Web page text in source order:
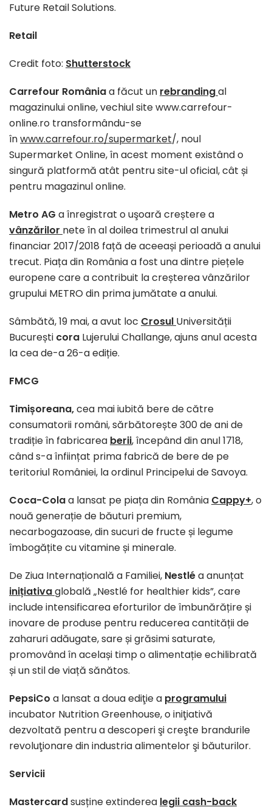
Future Retail Solutions.
Retail
Credit foto: Shutterstock
Carrefour Româniaa făcut un rebrandingal
magazinului online, vechiul site www.carrefour-
online.ro transformându-se
înwww.carrefour.ro/supermarket/, noul
Supermarket Online, în acest moment existând o
singură platformă atât pentru site-ul oficial, cât și
pentru magazinul online.
Metro AG a înregistrat o uşoară creștere a
vânzărilor nete în al doilea trimestrul al anului
financiar 2017/2018 față de aceeași perioadă a anului
trecut. Piața din România a fost una dintre piețele
europene care a contribuit la creșterea vânzărilor
grupului METRO din prima jumătate a anului.
Sâmbătă, 19 mai, a avut loc Crosul Universității
București cora Lujerului Challange, ajuns anul acesta
la cea de-a 26-a ediție.
FMCG
Timișoreana,cea mai iubită bere de către
consumatorii români, sărbătorește 300 de ani de
tradiție în fabricarea berii, începând din anul 1718,
când s-a înființat prima fabrică de bere de pe
teritoriul României, la ordinul Principelui de Savoya.
Coca-Colaa lansat pe piața din România Cappy+, o
nouă generație de băuturi premium,
necarbogazoase, din sucuri de fructe și legume
îmbogățite cu vitamine și minerale.
De Ziua Internațională a Familiei, Nestléa anunțat
inițiativaglobală „Nestlé for healthier kids”, care
include intensificarea eforturilor de îmbunărățire și
inovare de produse pentru reducerea cantității de
zaharuri adăugate, sare și grăsimi saturate,
promovând în același timp o alimentație echilibrată
și un stil de viață sănătos.
PepsiCo a lansat a doua ediţie a programului
incubator Nutrition Greenhouse, o iniţiativă
dezvoltată pentru a descoperi şi creşte brandurile
revoluţionare din industria alimentelor şi băuturilor.
Servicii
Mastercardsusține extinderea legii cash-back